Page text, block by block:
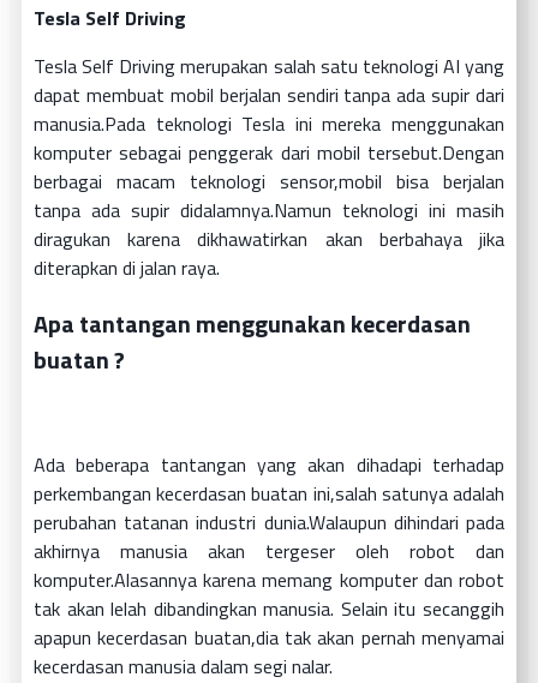
Tesla Self Driving
Tesla Self Driving merupakan salah satu teknologi AI yang
dapat membuat mobil berjalan sendiri tanpa ada supir dari
manusia.Pada teknologi Tesla ini mereka menggunakan
komputer sebagai penggerak dari mobil tersebut.Dengan
berbagai macam teknologi sensor,mobil bisa berjalan
tanpa ada supir didalamnya.Namun teknologi ini masih
diragukan karena dikhawatirkan akan berbahaya jika
diterapkan di jalan raya.
Apa tantangan menggunakan kecerdasan
buatan ?
Ada beberapa tantangan yang akan dihadapi terhadap
perkembangan kecerdasan buatan ini,salah satunya adalah
perubahan tatanan industri dunia.Walaupun dihindari pada
akhirnya manusia akan tergeser oleh robot dan
komputer.Alasannya karena memang komputer dan robot
tak akan lelah dibandingkan manusia. Selain itu secanggih
apapun kecerdasan buatan,dia tak akan pernah menyamai
kecerdasan manusia dalam segi nalar.